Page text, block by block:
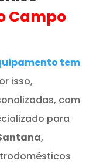
Campo
tem
isso,
com
para
,